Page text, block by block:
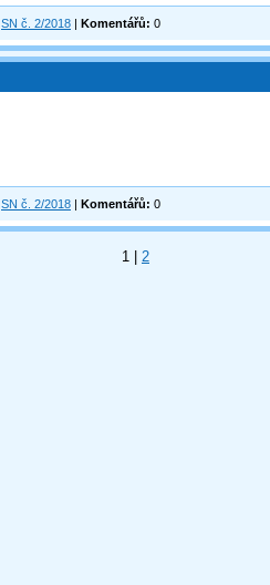
SN č. 2/2018 | Komentářů: 0
SN č. 2/2018 | Komentářů: 0
1
2